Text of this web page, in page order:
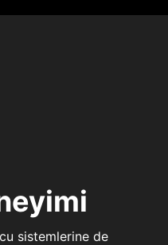
sistemlerine de